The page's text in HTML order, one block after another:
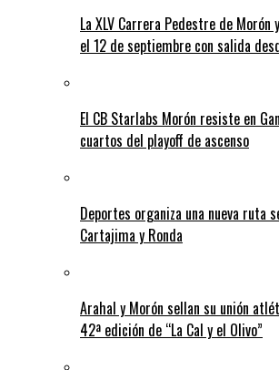
La XLV Carrera Pedestre de
el 12 de septiembre con salida
El CB Starlabs Morón resiste en
cuartos del playoff de ascenso
Deportes organiza una nueva ruta
Cartajima y Ronda
Arahal y Morón sellan su unión
42ª edición de “La Cal y el Olivo”